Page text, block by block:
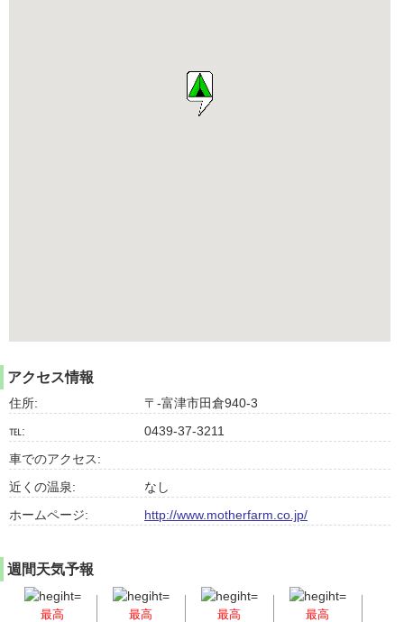
アクセス情報
住所:
〒-富津市田倉940-3
℡:
0439-37-3211
車でのアクセス:
近くの温泉:
なし
ホームページ:
http://www.motherfarm.co.jp/
週間天気予報
最高
最高
最高
最高